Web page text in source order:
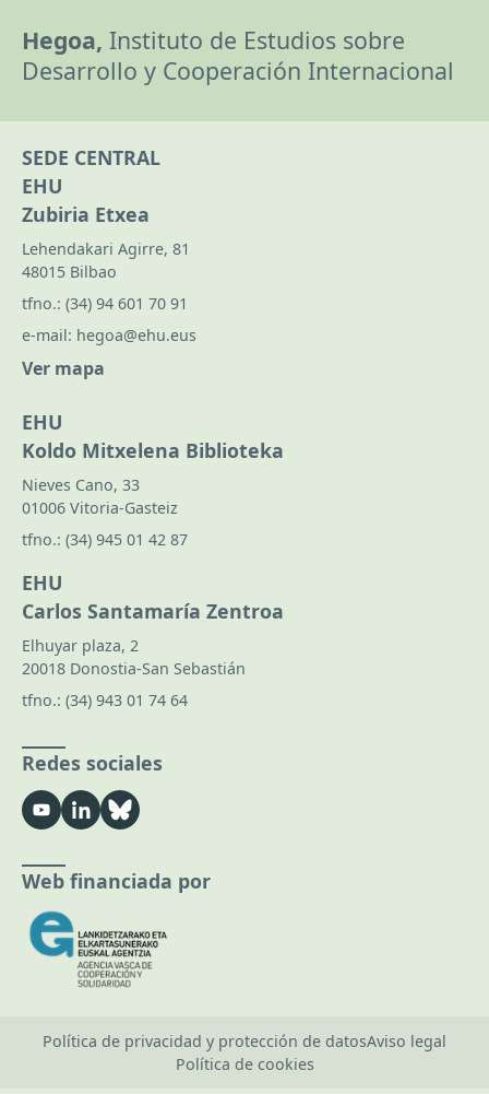
Hegoa, Instituto de Estudios sobre
Desarrollo y Cooperación Internacional
SEDE CENTRAL
EHU
Zubiria Etxea
Lehendakari Agirre, 81
48015 Bilbao
tfno.: (34) 94 601 70 91
e-mail: hegoa@ehu.eus
Ver mapa
EHU
Koldo Mitxelena Biblioteka
Nieves Cano, 33
01006 Vitoria-Gasteiz
tfno.: (34) 945 01 42 87
EHU
Carlos Santamaría Zentroa
Elhuyar plaza, 2
20018 Donostia-San Sebastián
tfno.: (34) 943 01 74 64
Redes sociales
Web financiada por
Política de privacidad y protección de datosAviso legal
Política de cookies